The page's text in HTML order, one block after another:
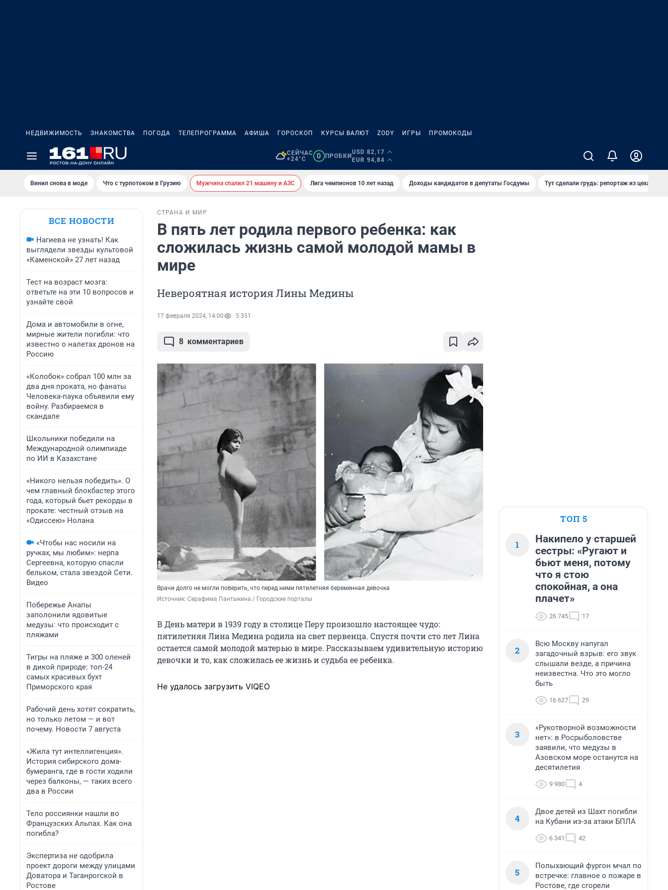
НЕДВИЖИМОСТЬ ЗНАКОМСТВА ПОГОДА ТЕЛЕПРОГРАММА АФИША ГОРОСКОП КУРСЫ ВАЛЮТ ZODY ИГРЫ ПРОМОКОДЫ
СЕЙЧАС
+24°C
0 ПРОБКИ
USD 82,17
EUR 94,84
Винил снова в моде Что с турпотоком в Грузию Мужчина спалил 21 машину и АЗС Лига чемпионов 10 лет назад Доходы кандидатов в депутаты Госдумы Тут сделали грудь: репортаж из цеха
ВСЕ НОВОСТИ
Нагиева не узнать! Как
выглядели звезды культовой
«Каменской» 27 лет назад
Тест на возраст мозга:
ответьте на эти 10 вопросов и
узнайте свой
Дома и автомобили в огне,
мирные жители погибли: что
известно о налетах дронов на
Россию
«Колобок» собрал 100 млн за
два дня проката, но фанаты
Человека-паука объявили ему
войну. Разбираемся в
скандале
Школьники победили на
Международной олимпиаде
по ИИ в Казахстане
«Никого нельзя победить». О
чем главный блокбастер этого
года, который бьет рекорды в
прокате: честный отзыв на
«Одиссею» Нолана
«Чтобы нас носили на
ручках, мы любим»: нерпа
Сергеевна, которую спасли
бельком, стала звездой Сети.
Видео
Побережье Анапы
заполонили ядовитые
медузы: что происходит с
пляжами
Тигры на пляже и 300 оленей
в дикой природе: топ-24
самых красивых бухт
Приморского края
Рабочий день хотят сократить,
но только летом — и вот
почему. Новости 7 августа
«Жила тут интеллигенция».
История сибирского дома-
бумеранга, где в гости ходили
через балконы, — таких всего
два в России
Тело россиянки нашли во
Французских Альпах. Как она
погибла?
Экспертиза не одобрила
проект дороги между улицами
Доватора и Таганрогской в
Ростове
СТРАНА И МИР
В пять лет родила первого ребенка: как
сложилась жизнь самой молодой мамы в
мире
Невероятная история Лины Медины
17 февраля 2024, 14:00 5 351
8 комментариев
Врачи долго не могли поверить, что перед ними пятилетняя беременная девочка
Источник: Серафима Пантыкина / Городские порталы
В День матери в 1939 году в столице Перу произошло настоящее чудо:
пятилетняя Лина Медина родила на свет первенца. Спустя почти сто лет Лина
остается самой молодой матерью в мире. Рассказываем удивительную историю
девочки и то, как сложилась ее жизнь и судьба ее ребенка.
Не удалось загрузить VIQEO
ТОП 5
1
Накипело у старшей
сестры: «Ругают и
бьют меня, потому
что я стою
спокойная, а она
плачет»
26 745 17
2
Всю Москву напугал
загадочный взрыв: его звук
слышали везде, а причина
неизвестна. Что это могло
быть
16 627 29
3
«Рукотворной возможности
нет»: в Росрыболовстве
заявили, что медузы в
Азовском море останутся на
десятилетия
9 980 4
4
Двое детей из Шахт погибли
на Кубани из-за атаки БПЛА
6 341 42
5
Полыхающий фургон мчал по
встречке: главное о пожаре в
Ростове, где сгорели